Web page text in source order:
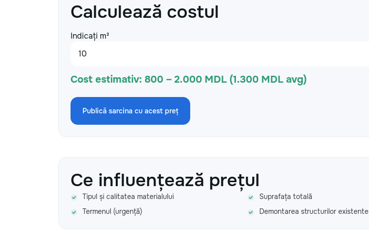
Calculează costul
Indicați m²
Cost estimativ: 800 – 2.000 MDL (1.300 MDL avg)
Publică sarcina cu acest preț
Ce influențează prețul
Tipul și calitatea materialului Suprafața totală
Termenul (urgență)
Demontarea structurilor existente